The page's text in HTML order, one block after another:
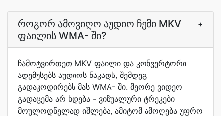
როგორ ამოვიღო აუდიო ჩემი MKV
ფაილის WMA- ში?
+
ჩამოტვირთეთ MKV ფაილი და კონვერტორი
ადემუსებს აუდიოს ნაკადს, შემდეგ
გადაკოდირებს მას WMA- ში. მეორე ვიდეო
გადაცემა არ ხდება - ვიზუალური ტრეკები
მოულოდნელად იშლება, ამიტომ ამოღება უფრო